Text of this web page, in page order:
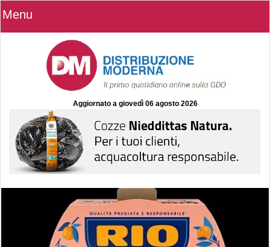
Menu
Aggiornato a giovedì 06 agosto 2026